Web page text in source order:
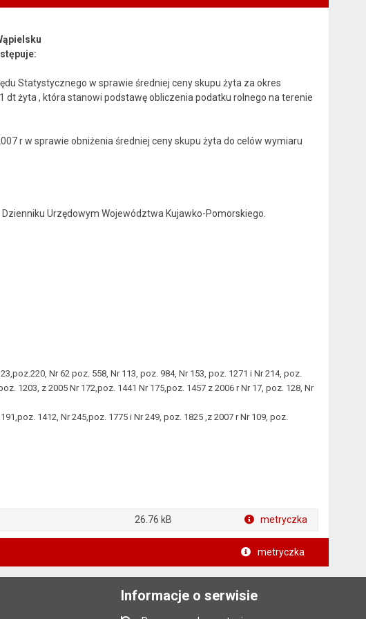
Statystycznego w sprawie średniej ceny skupu żyta za okres
dt żyta , która stanowi podstawę obliczenia podatku rolnego na terenie
r w sprawie obniżenia średniej ceny skupu żyta do celów wymiaru
Urzędowym Województwa Kujawko-Pomorskiego.
Nr 62 poz. 558, Nr 113, poz. 984, Nr 153, poz. 1271 i Nr 214, poz.
1203, z 2005 Nr 172,poz. 1441 Nr 175,poz. 1457 z 2006 r Nr 17, poz. 128, Nr
1412, Nr 245,poz. 1775 i Nr 249, poz. 1825 ,z 2007 r Nr 109, poz.
26.76 kB metryczka
metryczka
Informacje o serwisie